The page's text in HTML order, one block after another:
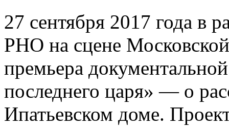
27 сентября 2017 года в
РНО на сцене
премьера
последнего царя» — о
Ипатьевском доме.